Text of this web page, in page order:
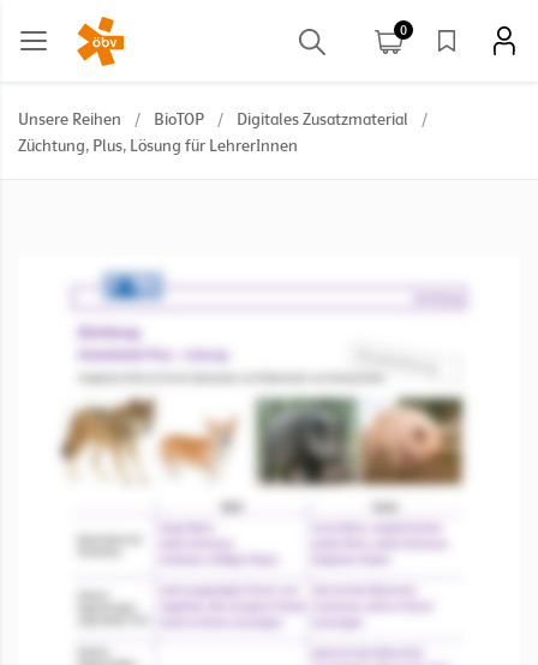
0
Unsere Reihen / BioTOP / Digitales Zusatzmaterial
/
Züchtung, Plus, Lösung für LehrerInnen